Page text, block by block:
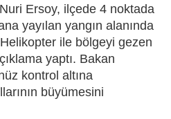
Ersoy, ilçede 4 noktada
yayılan yangın alanında
ile bölgeyi gezen
yaptı. Bakan
kontrol altına
büyümesini